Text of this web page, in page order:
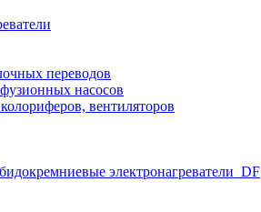
переводов
насосов
вентиляторов
электронагреватели_DF